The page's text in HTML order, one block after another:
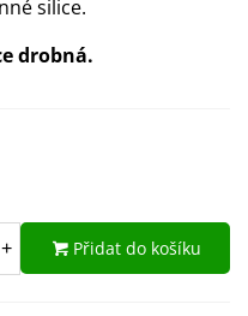
silice.
drobná.
+ Přidat do košíku